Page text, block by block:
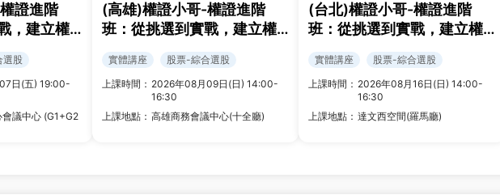
證進階
，建立權
選股
日(五) 19:00-
議中心 (G1+G2
(高雄)權證小哥-權證進階
班：從挑選到實戰，建立權
實體講座
股票-綜合選股
上課時間： 2026年08月09日(日) 14:00-
16:30
上課地點： 高雄商務會議中心(十全廳)
(台北)權證小哥-權證進階
班：從挑選到實戰，建立權
實體講座
股票-綜合選股
上課時間： 2026年08月16日(日) 14:00-
16:30
上課地點： 達文西空間(羅馬廳)